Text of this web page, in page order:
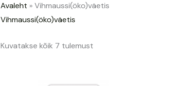
Avaleht »Vihmaussi(öko)väetis
Vihmaussi(öko)väetis
Kuvatakse kõik 7 tulemust